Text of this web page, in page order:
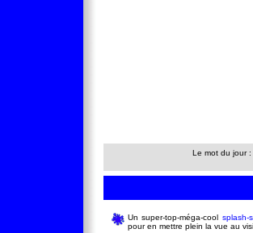
Le mot du jour :
Un super-top-méga-cool splash-
pour en mettre plein la vue au